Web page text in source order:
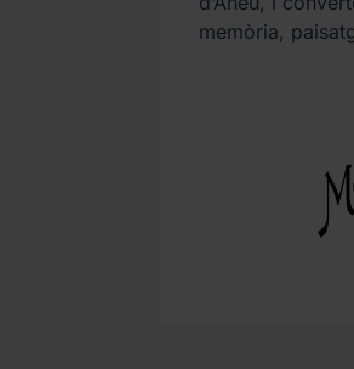
memòria,